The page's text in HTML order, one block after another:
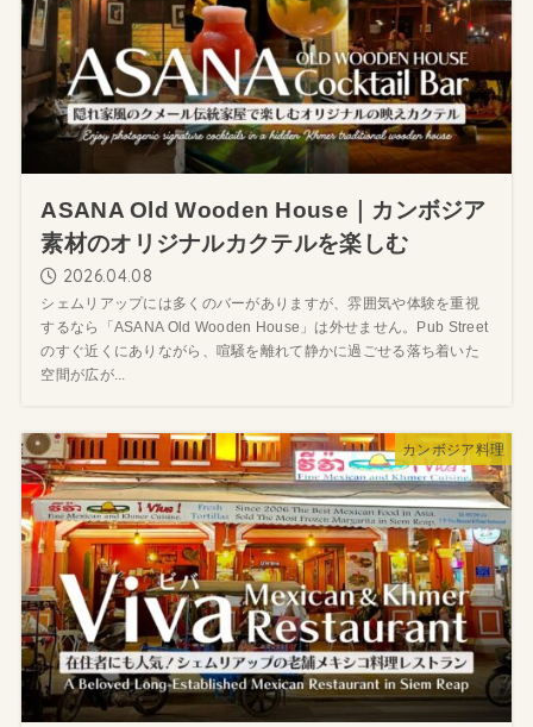
ASANA Old Wooden House｜カンボジア
素材のオリジナルカクテルを楽しむ
2026.04.08
シェムリアップには多くのバーがありますが、雰囲気や体験を重視
するなら「ASANA Old Wooden House」は外せません。Pub Street
のすぐ近くにありながら、喧騒を離れて静かに過ごせる落ち着いた
空間が広が...
カンボジア料理